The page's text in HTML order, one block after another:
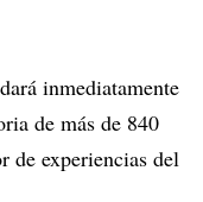
inmediatamente
de más de 840
de experiencias del